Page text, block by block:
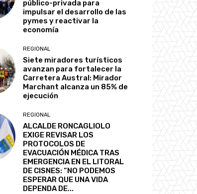
público-privada para
impulsar el desarrollo de las
pymes y reactivar la
economía
REGIONAL
Siete miradores turísticos
avanzan para fortalecer la
Carretera Austral: Mirador
Marchant alcanza un 85% de
ejecución
REGIONAL
ALCALDE RONCAGLIOLO
EXIGE REVISAR LOS
PROTOCOLOS DE
EVACUACIÓN MÉDICA TRAS
EMERGENCIA EN EL LITORAL
DE CISNES: “NO PODEMOS
ESPERAR QUE UNA VIDA
DEPENDA DE...